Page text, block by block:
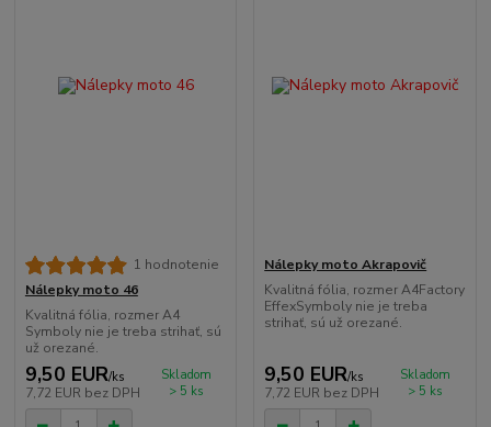
1 hodnotenie
Nálepky moto 46
Kvalitná fólia, rozmer A4
Symboly nie je treba strihať, sú
už orezané.
9,50 EUR/ks
7,72 EUR bez DPH
Skladom
> 5 ks
Nálepky moto Akrapovič
Kvalitná fólia, rozmer A4Factory
EffexSymboly nie je treba
strihať, sú už orezané.
9,50 EUR/ks
7,72 EUR bez DPH
Skladom
> 5 ks